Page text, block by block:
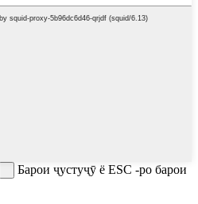
Барои ҷустуҷӯ ё ESC -ро барои